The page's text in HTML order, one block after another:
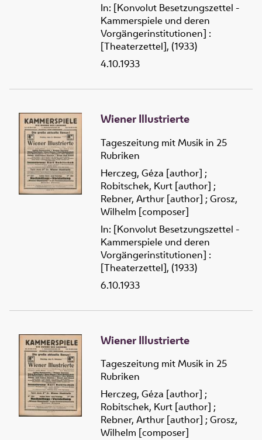
In: [Konvolut Besetzungszettel -
Kammerspiele und deren
Vorgängerinstitutionen] :
[Theaterzettel], (1933)
4.10.1933
Wiener Illustrierte
Tageszeitung mit Musik in 25
Rubriken
Herczeg, Géza [author] ;
Robitschek, Kurt [author] ;
Rebner, Arthur [author] ; Grosz,
Wilhelm [composer]
In: [Konvolut Besetzungszettel -
Kammerspiele und deren
Vorgängerinstitutionen] :
[Theaterzettel], (1933)
6.10.1933
Wiener Illustrierte
Tageszeitung mit Musik in 25
Rubriken
Herczeg, Géza [author] ;
Robitschek, Kurt [author] ;
Rebner, Arthur [author] ; Grosz,
Wilhelm [composer]